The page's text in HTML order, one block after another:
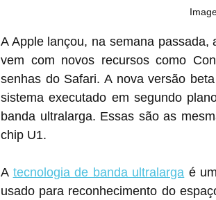
A Apple lançou, na semana passada,
vem com novos recursos como
senhas do Safari. A nova versão
sistema executado em segundo
banda ultralarga. Essas são as
chip U1.
A tecnologia de banda ultralarga é
usado para reconhecimento do